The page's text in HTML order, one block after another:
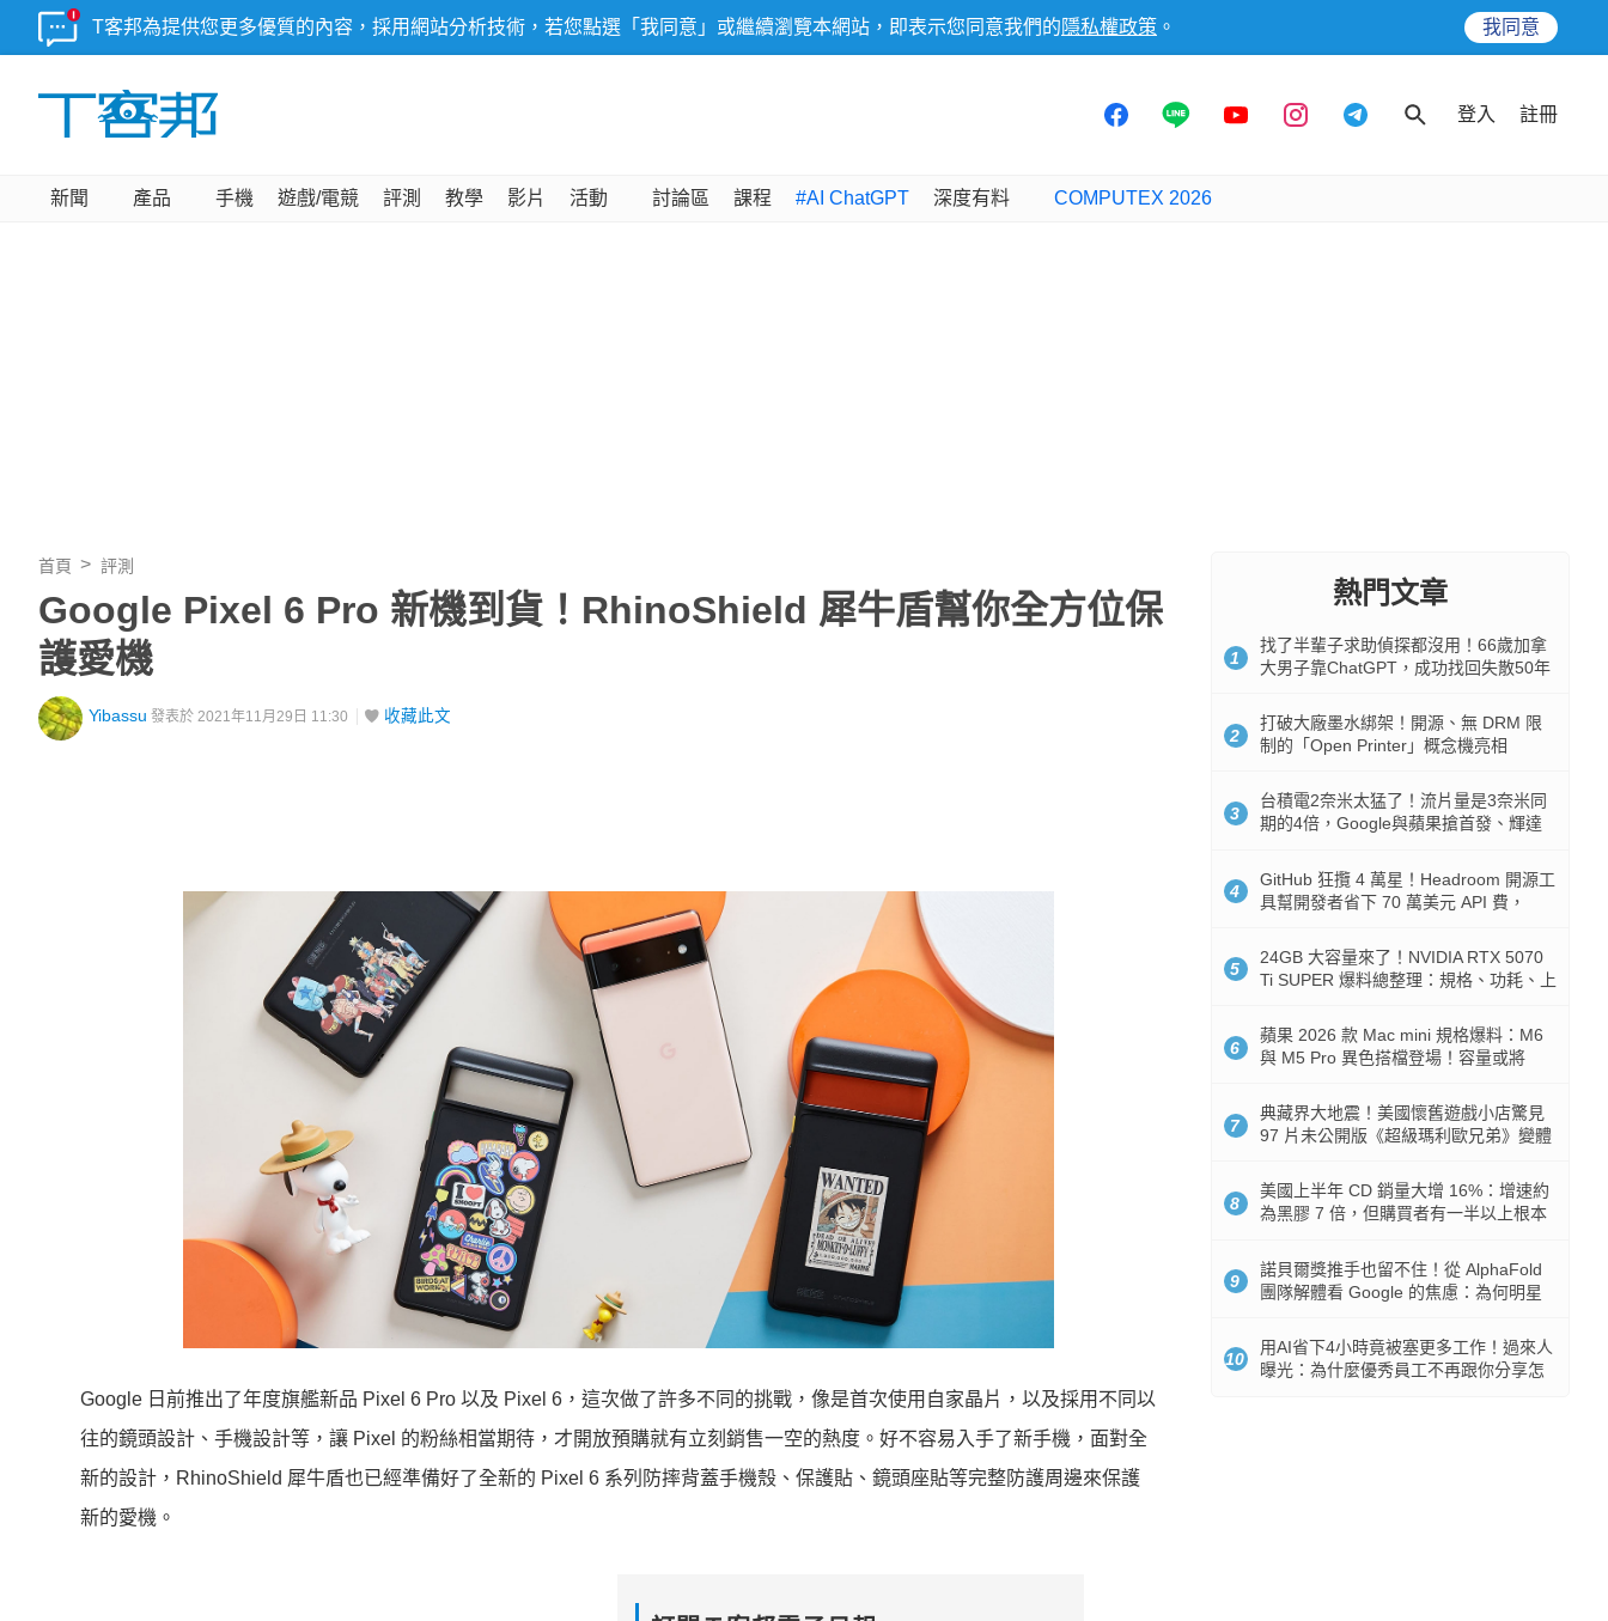
T客邦為提供您更多優質的內容，採用網站分析技術，若您點選「我同意」或繼續瀏覽本網站，即表示您同意我們的 隱私權政策 。 我同意
登入 註冊
新聞 產品 手機 遊戲/電競 評測 教學 影片 活動 討論區 課程 #AI ChatGPT 深度有料 COMPUTEX 2026
首頁 評測
Google Pixel 6 Pro 新機到貨！RhinoShield 犀牛盾幫你全方位保
護愛機
Yibassu 發表於 2021年11月29日 11:30 收藏此文
Google 日前推出了年度旗艦新品 Pixel 6 Pro 以及 Pixel 6，這次做了許多不同的挑戰，像是首次使用自家晶片，以及採用不同以
往的鏡頭設計、手機設計等，讓 Pixel 的粉絲相當期待，才開放預購就有立刻銷售一空的熱度。好不容易入手了新手機，面對全
新的設計，RhinoShield 犀牛盾也已經準備好了全新的 Pixel 6 系列防摔背蓋手機殼、保護貼、鏡頭座貼等完整防護周邊來保護
新的愛機。
熱門文章
1
找了半輩子求助偵探都沒用！66歲加拿
大男子靠ChatGPT，成功找回失散50年
2
打破大廠墨水綁架！開源、無 DRM 限
制的「Open Printer」概念機亮相
3
台積電2奈米太猛了！流片量是3奈米同
期的4倍，Google與蘋果搶首發、輝達
4
GitHub 狂攬 4 萬星！Headroom 開源工
具幫開發者省下 70 萬美元 API 費，
5
24GB 大容量來了！NVIDIA RTX 5070
Ti SUPER 爆料總整理：規格、功耗、上
6
蘋果 2026 款 Mac mini 規格爆料：M6
與 M5 Pro 異色搭檔登場！容量或將
7
典藏界大地震！美國懷舊遊戲小店驚見
97 片未公開版《超級瑪利歐兄弟》變體
8
美國上半年 CD 銷量大增 16%：增速約
為黑膠 7 倍，但購買者有一半以上根本
9
諾貝爾獎推手也留不住！從 AlphaFold
團隊解體看 Google 的焦慮：為何明星
10
用AI省下4小時竟被塞更多工作！過來人
曝光：為什麼優秀員工不再跟你分享怎